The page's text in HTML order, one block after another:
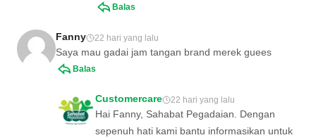
Balas
Fanny 22 hari yang lalu
Saya mau gadai jam tangan brand merek guees
Balas
Customercare 22 hari yang lalu
Hai Fanny, Sahabat Pegadaian. Dengan
sepenuh hati kami bantu informasikan untuk